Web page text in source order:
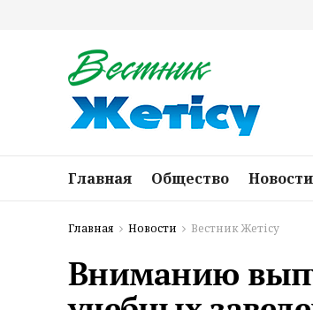
Главная Общество
Главная Новости Вестник Жетісу
Вниманию